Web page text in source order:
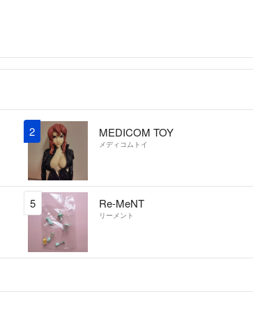
2 MEDICOM TOY
メディコムトイ
5 Re-MeNT
リーメント